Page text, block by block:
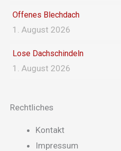
Offenes Blechdach
1. August 2026
Lose Dachschindeln
1. August 2026
Rechtliches
Main
Menu
Kontakt
Impressum